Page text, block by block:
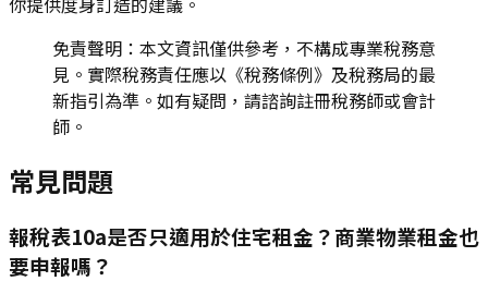
免責聲明：本文資訊僅供參考，不構成專業稅務意
見。實際稅務責任應以《稅務條例》及稅務局的最
新指引為準。如有疑問，請諮詢註冊稅務師或會計
師。
常見問題
報稅表10a是否只適用於住宅租金？商業物業租金也
要申報嗎？